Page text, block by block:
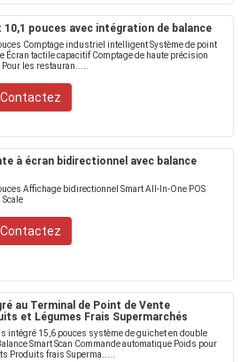
pouces avec intégration de balance
Comptage industriel intelligent Système de point
Écran tactile capacitif Comptage de haute précision
les restauran.....
Contactez
à écran bidirectionnel avec balance
Affichage bidirectionnel Smart All-In-One POS
Scale
Contactez
au Terminal de Point de Vente
et Légumes Frais Supermarchés
intégré 15,6 pouces système de guichet en double
Smart Scan Commande automatique Poids pour
Produits frais Superma.....